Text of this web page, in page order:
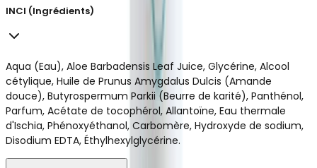
INCI (Ingrédients)
Aqua (Eau), Aloe Barbadensis Leaf Juice, Glycérine, Alcool
cétylique, Huile de Prunus Amygdalus Dulcis (Amande
douce), Butyrospermum Parkii (Beurre de karité), Panthénol,
Parfum, Acétate de tocophérol, Allantoïne, Eau thermale
d'Ischia, Phénoxyéthanol, Carbomère, Hydroxyde de sodium,
Disodium EDTA, Éthylhexylglycérine.